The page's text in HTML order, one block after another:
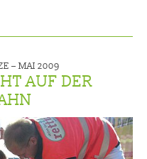
– MAI 2009
AUF DER